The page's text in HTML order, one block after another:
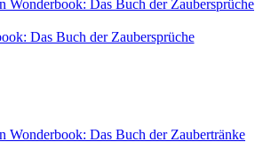
Das Buch der Zaubersprüche